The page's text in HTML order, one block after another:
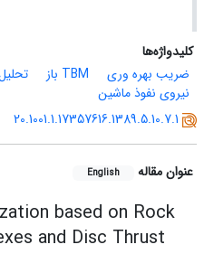
کلیدواژه‌ها
ضریب بهره وری
TBM باز
نیروی نفوذ ماشین
20.1001.1.17357616.1389.5.10.7.1
عنوان مقاله English
based on Rock
and Disc Thrust